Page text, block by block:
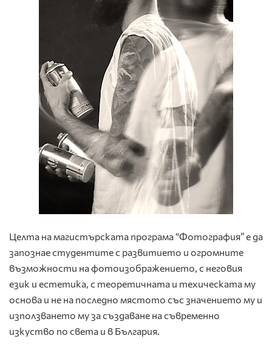
Целта на магистърската програма “Фотография” е да
запознае студентите с развитието и огромните
възможности на фотоизображението, с неговия
език и естетика, с теоретичната и техическата му
основа и не на последно мястото със значението му и
използването му за създаване на съвременно
изкуство по света и в България.